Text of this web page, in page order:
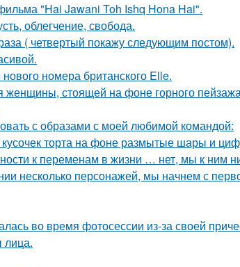
"Hai Jawani Toh Ishq Hona Hai".
облегчение, свобода.
( четвертый покажу следующим постом).
номера британского Elle.
женщины, стоящей на фоне горного
с образами с моей любимой командой:
кусочек торта на фоне размытые шары и
к переменам в жизни … нет, мы к ним
несколько персонажей, мы начнем с
во время фотосессии из-за своей
лица.